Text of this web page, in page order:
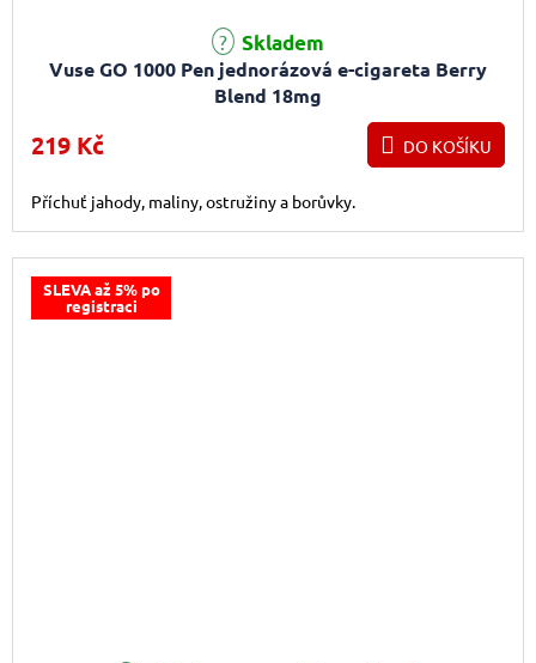
Vuse GO 1000 Pen jednorázová e-cigareta Berry
Blend 18mg
Průměrné hodnocení produktu je 2,0 z 5 hvězdiček.
Skladem
219 Kč DO KOŠÍKU
Příchuť jahody, maliny, ostružiny a borůvky.
SLEVA až 5% po
registraci